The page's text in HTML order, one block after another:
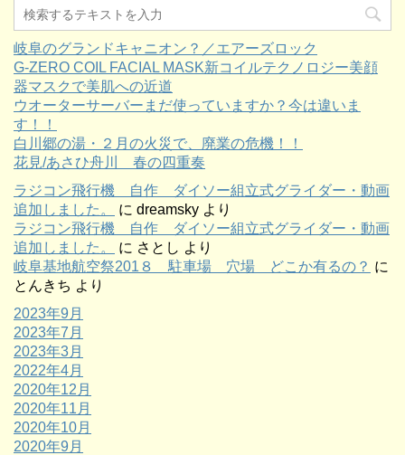
岐阜のグランドキャニオン？／エアーズロック
G-ZERO COIL FACIAL MASK新コイルテクノロジー美顔
器マスクで美肌への近道
ウオーターサーバーまだ使っていますか？今は違いま
す！！
白川郷の湯・２月の火災で、廃業の危機！！
花見/あさひ舟川 春の四重奏
ラジコン飛行機 自作 ダイソー組立式グライダー・動画
追加しました。
に dreamsky より
ラジコン飛行機 自作 ダイソー組立式グライダー・動画
追加しました。
に さとし より
岐阜基地航空祭201８ 駐車場 穴場 どこか有るの？ に
とんきち より
2023年9月
2023年7月
2023年3月
2022年4月
2020年12月
2020年11月
2020年10月
2020年9月